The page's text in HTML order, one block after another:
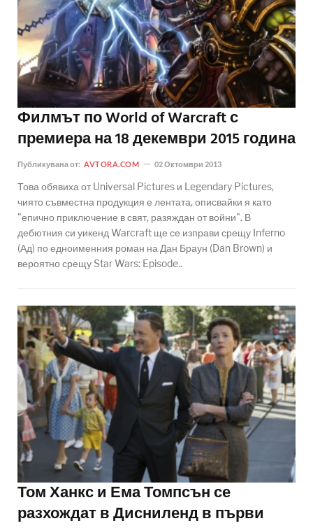
Филмът по World of Warcraft с
премиера на 18 декември 2015 година
Публикувана от: AVTORA.COM 02 Октомври 2013
Това обявиха от Universal Pictures и Legendary Pictures,
чиято съвместна продукция е лентата, описвайки я като
"епично приключение в свят, разяждан от войни". В
дебютния си уикенд Warcraft ще се изправи срещу Inferno
(Ад) по едноименния роман на Дан Браун (Dan Brown) и
вероятно срещу Star Wars: Episode..
Том Ханкс и Ема Томпсън се
разхождат в Дисниленд в първи